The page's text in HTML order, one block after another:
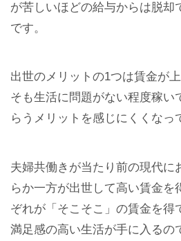
が苦しいほどの給与からは脱却
です。
出世のメリットの1つは賃金が
そも生活に問題がない程度稼い
らうメリットを感じにくくなっ
夫婦共働きが当たり前の現代に
らか一方が出世して高い賃金を
ぞれが「そこそこ」の賃金を得
満足感の高い生活が手に入るの